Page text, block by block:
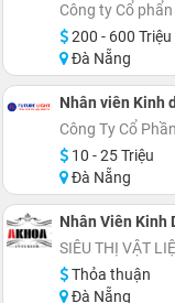
Công ty Cổ
200 - 600 Triệu
Đà Nẵng
Nhân viên Kinh
Công Ty Cổ
10 - 25 Triệu
Đà Nẵng
Nhân Viên Kinh
SIÊU THỊ VẬT
Thỏa thuận
Đà Nẵng